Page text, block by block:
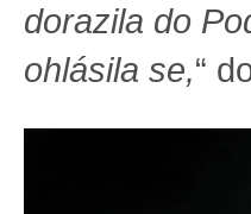
dorazila do
ohlásila se,“